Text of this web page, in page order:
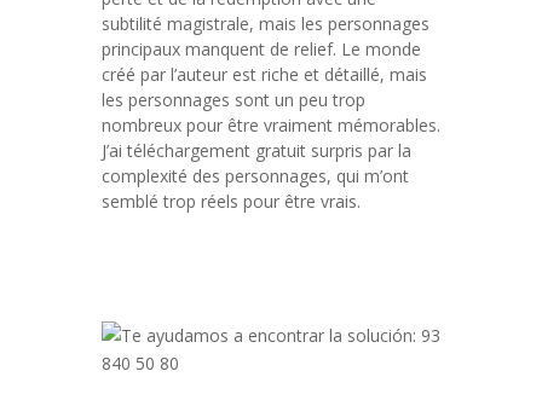
subtilité magistrale, mais les personnages
principaux manquent de relief. Le monde
créé par l’auteur est riche et détaillé, mais
les personnages sont un peu trop
nombreux pour être vraiment mémorables.
J’ai téléchargement gratuit surpris par la
complexité des personnages, qui m’ont
semblé trop réels pour être vrais.